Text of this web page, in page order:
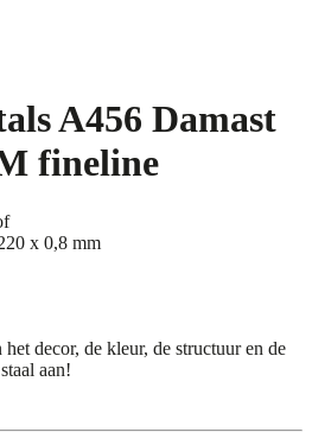
A456 Damast
fineline
x 0,8 mm
decor, de kleur, de structuur en de
aan!